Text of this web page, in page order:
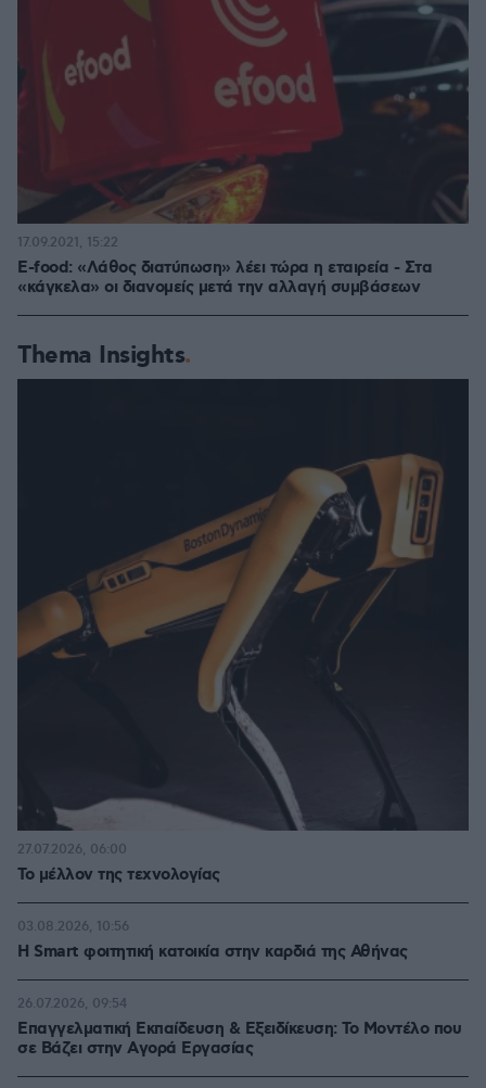
E-food: «Λάθος διατύπωση» λέει τώρα η εταιρεία - Στα
«κάγκελα» οι διανομείς μετά την αλλαγή συμβάσεων
17.09.2021, 15:22
Thema Insights
Το μέλλον της τεχνολογίας
27.07.2026, 06:00
Η Smart φοιτητική κατοικία στην καρδιά της Αθήνας
03.08.2026, 10:56
Επαγγελματική Εκπαίδευση & Εξειδίκευση: Το Mοντέλο που
σε Bάζει στην Aγορά Eργασίας
26.07.2026, 09:54